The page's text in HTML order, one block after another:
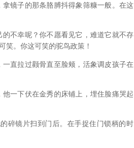
镜子的那条胳膊抖得象筛糠一般。在这
不幸呢？你不愿看见它，难道它就不存
笑。你这可笑的驼鸟政策！
直拉过颧骨直至脸颊，活象调皮孩子在
一下伏在金秀的床铺上，埋住脸痛哭起
碎镜片扫到门后。在手捉住门锁柄的时